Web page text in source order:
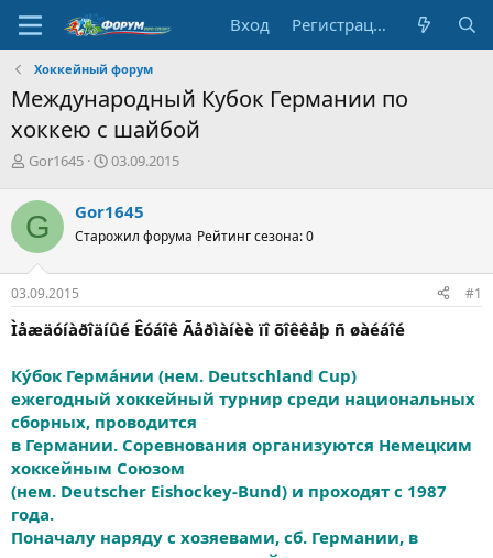
Вход Регистрация
Хоккейный форум
Международный Кубок Германии по
хоккею с шайбой
А
т
о
р
т
е
м
Gor1645
Д
а
н
ч
л
а
03.09.2015
G Gor1645
Старожил форума Рейтинг сезона: 0
03.09.2015 #1
Ìåæäóíàðîäíûé Êóáîê Ãåðìàíèè ïî õîêêåþ ñ øàéáîé
Ку́бок Герма́нии (нем. Deutschland Cup)
ежегодный хоккейный турнир среди национальных
сборных, проводится
в Германии. Соревнования организуются Немецким
хоккейным Союзом
(нем. Deutscher Eishockey-Bund) и проходят с 1987
года.
Поначалу наряду с хозяевами, сб. Германии, в